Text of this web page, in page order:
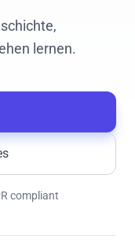
lernen.
compliant